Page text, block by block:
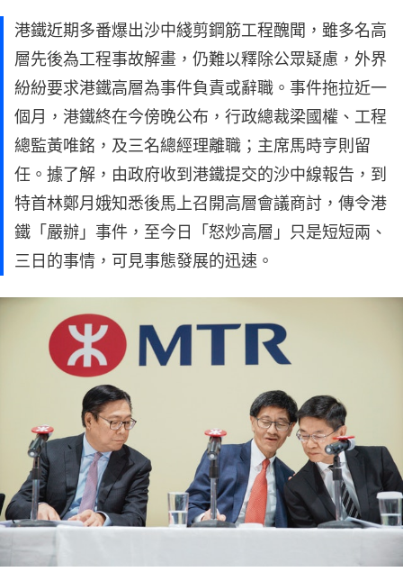
港鐵近期多番爆出沙中綫剪鋼筋工程醜聞，雖多名高
層先後為工程事故解畫，仍難以釋除公眾疑慮，外界
紛紛要求港鐵高層為事件負責或辭職。事件拖拉近一
個月，港鐵終在今傍晚公布，行政總裁梁國權、工程
總監黃唯銘，及三名總經理離職；主席馬時亨則留
任。據了解，由政府收到港鐵提交的沙中線報告，到
特首林鄭月娥知悉後馬上召開高層會議商討，傳令港
鐵「嚴辦」事件，至今日「怒炒高層」只是短短兩、
三日的事情，可見事態發展的迅速。